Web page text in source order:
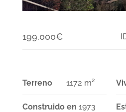
199.000€
Terreno 1172 m²
Construido en 1973